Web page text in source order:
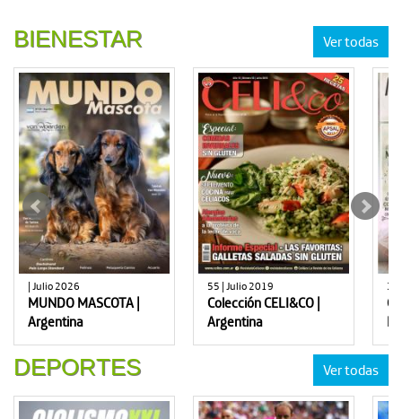
Ver todas
BIENESTAR
| Julio 2026
MUNDO MASCOTA |
Argentina
55 | Julio 2019
Colección CELI&CO |
Argentina
38
Ver todas
DEPORTES